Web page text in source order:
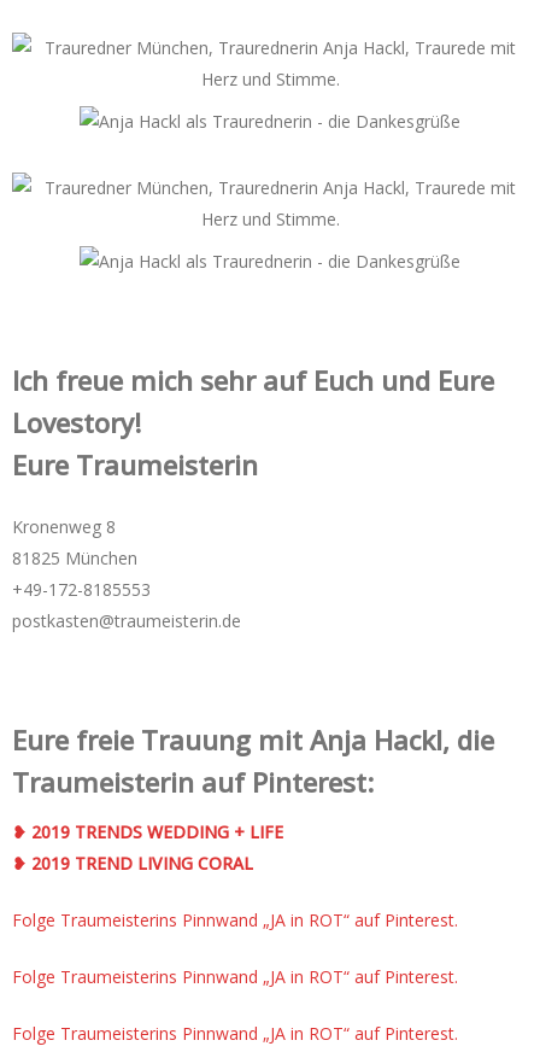
Ich freue mich sehr auf Euch und Eure
Lovestory!
Eure Traumeisterin
Kronenweg 8
81825 München
+49-172-­8185553
postkasten@traumeisterin.de
Eure freie Trauung mit Anja Hackl, die
Traumeisterin auf Pinterest:
❥ 2019 TRENDS WEDDING + LIFE
❥ 2019 TREND LIVING CORAL
Folge Traumeisterins Pinnwand „JA in ROT“ auf Pinterest.
Folge Traumeisterins Pinnwand „JA in ROT“ auf Pinterest.
Folge Traumeisterins Pinnwand „JA in ROT“ auf Pinterest.